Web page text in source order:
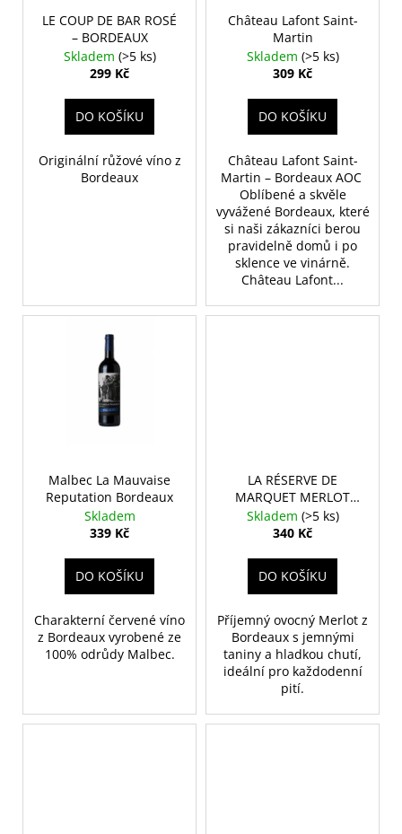
LE COUP DE BAR ROSÉ
– BORDEAUX
Skladem (>5 ks)
299 Kč
DO KOŠÍKU
Originální růžové víno z
Bordeaux
Château Lafont Saint-
Martin
Skladem (>5 ks)
309 Kč
DO KOŠÍKU
Château Lafont Saint-
Martin – Bordeaux AOC
Oblíbené a skvěle
vyvážené Bordeaux, které
si naši zákazníci berou
pravidelně domů i po
sklence ve vinárně.
Château Lafont...
Malbec La Mauvaise
Reputation Bordeaux
Skladem
339 Kč
DO KOŠÍKU
Charakterní červené víno
z Bordeaux vyrobené ze
100% odrůdy Malbec.
LA RÉSERVE DE
MARQUET MERLOT
2022 – 0,75 L
Skladem (>5 ks)
340 Kč
DO KOŠÍKU
Příjemný ovocný Merlot z
Bordeaux s jemnými
taniny a hladkou chutí,
ideální pro každodenní
pití.
BORDEAUX